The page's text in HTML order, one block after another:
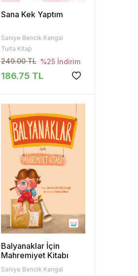
Sana Kek Yaptım
Saniye Bencik Kangal
Turta Kitap
249.00 TL %25 İndirim
186.75 TL
Balyanaklar İçin
Mahremiyet Kitabı
Saniye Bencik Kangal